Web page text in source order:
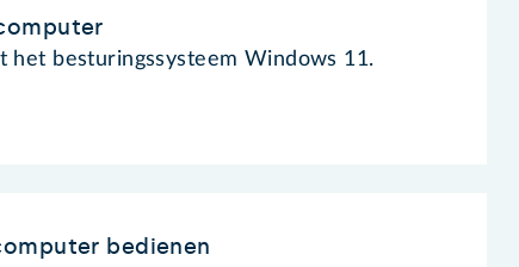
het besturingssysteem Windows 11.
bedienen